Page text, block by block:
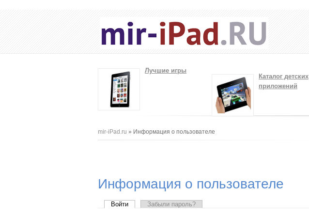
Лучшие игры
Каталог детских
приложений
Вы здесь
mir-iPad.ru » Информация о пользователе
Информация о пользователе
Главные вкладки
Войти (активная вкладка)
Забыли пароль?